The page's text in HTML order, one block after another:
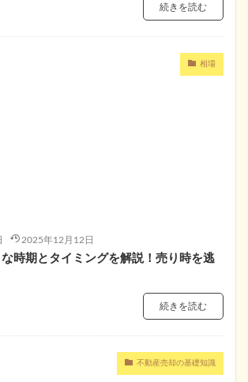
続きを読む
相場
2025年12月12日
時期とタイミングを解説！売り時を逃
続きを読む
不動産売却の基礎知識